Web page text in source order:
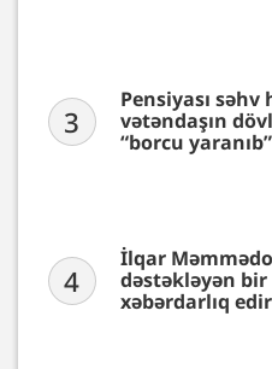
3
Pensiyası
vətəndaşın
“borcu yaranıb”
4
İlqar
dəstəkləyən
xəbərdarlıq